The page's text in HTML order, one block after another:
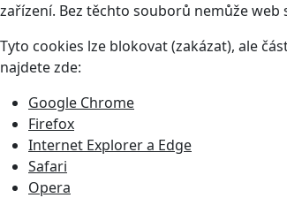
zařízení. Bez těchto souborů nemůže web
Tyto cookies lze blokovat (zakázat), ale
najdete zde:
Google Chrome
Firefox
Internet Explorer a Edge
Safari
Opera